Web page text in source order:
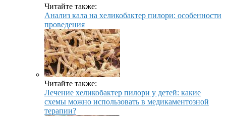
Читайте также:
Анализ кала на хеликобактер пилори: особенности
проведения
Читайте также:
Лечение хеликобактер пилори у детей: какие
схемы можно использовать в медикаментозной
терапии?